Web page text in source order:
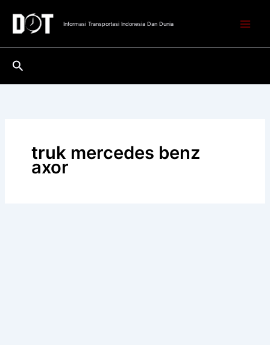
konten
Informasi Transportasi Indonesia Dan Dunia
Cari
truk mercedes benz
axor